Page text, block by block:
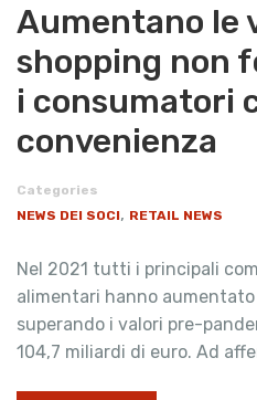
Aumentano le
shopping non
i consumatori
convenienza
Categories
NEWS DEI SOCI, RETAIL NEWS
Nel 2021 tutti i principali
alimentari hanno
superando i valori pre-
104,7 miliardi di euro. Ad